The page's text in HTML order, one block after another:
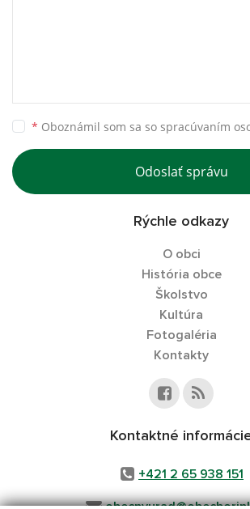
* Oboznámil som sa so spracúvaním
Odoslať správu
Rýchle odkazy
O obci
História obce
Školstvo
Kultúra
Fotogaléria
Kontakty
Kontaktné
+421 2 65 938 151​​​​​​​